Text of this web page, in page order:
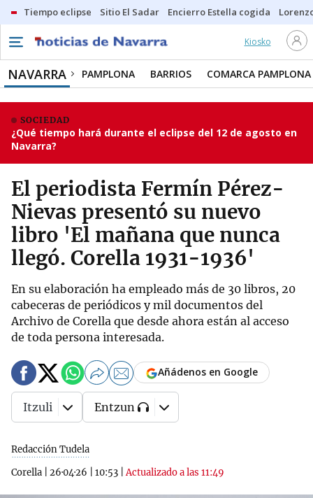
Tiempo eclipse Sitio El Sadar Encierro Estella cogida
Kiosko
NAVARRA PAMPLONA BARRIOS COMARCA PAMPLONA
SOCIEDAD
¿Qué tiempo hará durante el eclipse del 12 de agosto en
Navarra?
El periodista Fermín Pérez-
Nievas presentó su nuevo
libro 'El mañana que nunca
llegó. Corella 1931-1936'
En su elaboración ha empleado más de 30 libros, 20
cabeceras de periódicos y mil documentos del
Archivo de Corella que desde ahora están al acceso
de toda persona interesada.
Redacción Tudela
Corella
26·04·26 10:53 |Actualizado a las 11:49
Añádenos en Google
Itzuli Entzun